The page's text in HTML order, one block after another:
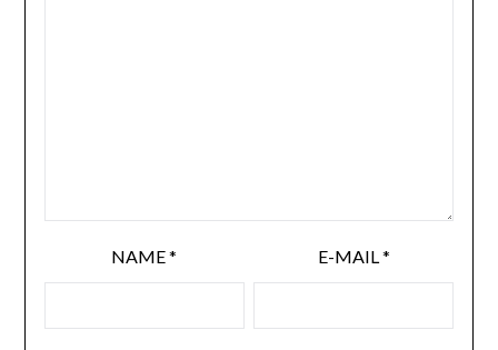
NAME* E-MAIL*